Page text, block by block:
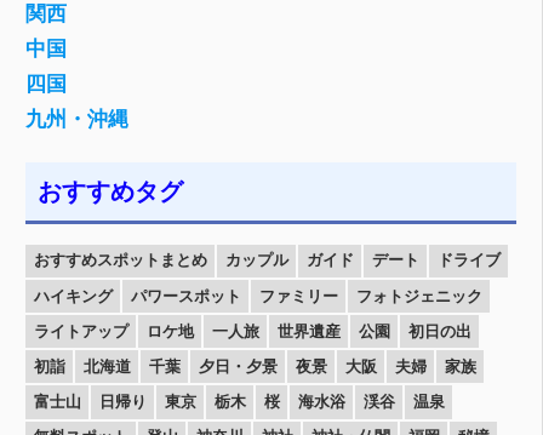
関西
中国
四国
九州・沖縄
おすすめタグ
おすすめスポットまとめ カップル ガイド デート
ドライブ
ハイキング
パワースポット ファミリー
フォトジェニック
ライトアップ
ロケ地 一人旅 世界遺産 公園
初日の出
初詣
北海道 千葉 夕日・夕景 夜景 大阪 夫婦
家族
富士山
日帰り 東京 栃木 桜 海水浴 渓谷
温泉